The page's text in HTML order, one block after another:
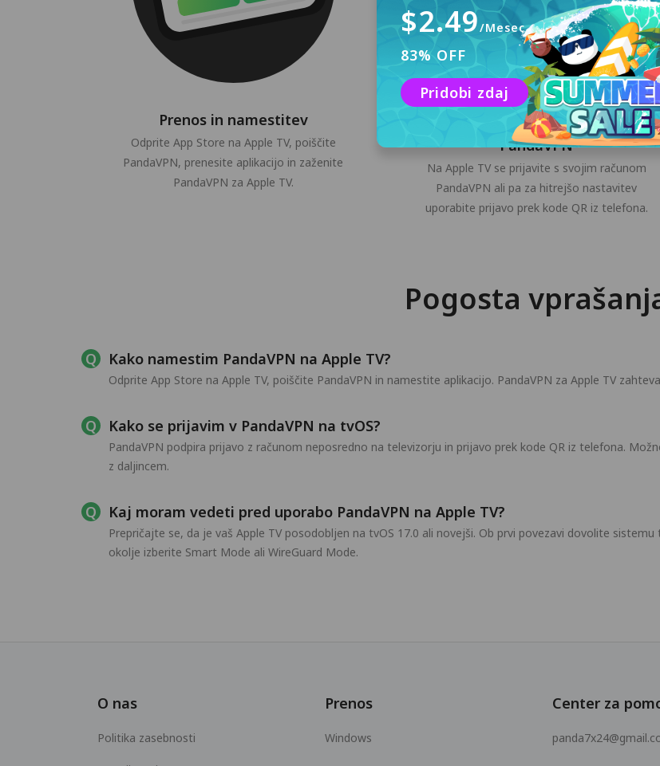
Prenos in namestitev
Odprite App Store na Apple TV, poiščite
PandaVPN, prenesite aplikacijo in zaženite
PandaVPN za Apple TV.
Prijavite se v svoj račun
PandaVPN
Na Apple TV se prijavite s svojim računom
PandaVPN ali pa za hitrejšo nastavitev
uporabite prijavo prek kode QR iz telefona.
Pogosta
Kako namestim PandaVPN na Apple TV?
Odprite App Store na Apple TV, poiščite PandaVPN in namestite aplikacijo. PandaVPN za Apple TV
Kako se prijavim v PandaVPN na tvOS?
PandaVPN podpira prijavo z računom neposredno na televizorju in prijavo prek kode QR iz telefona.
z daljincem.
Kaj moram vedeti pred uporabo PandaVPN na Apple TV?
Prepričajte se, da je vaš Apple TV posodobljen na tvOS 17.0 ali novejši. Ob prvi povezavi dovolite
okolje izberite Smart Mode ali WireGuard Mode.
$2.49/Mesec
83% OFF
Pridobi zdaj
O nas
Politika zasebnosti
Prenos
Windows
Center za